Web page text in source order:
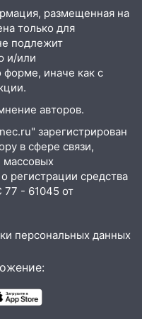
время»
5
дня: список АЗС
в
19-летнюю
горло: в
для женщины
и попала в
размещенная на
только для
подлежит
и/или
иначе как с
авторов.
зарегистрирован
в сфере связи,
регистрации средства
- 61045 от
персональных данных